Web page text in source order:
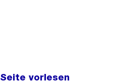
Seite vorlesen